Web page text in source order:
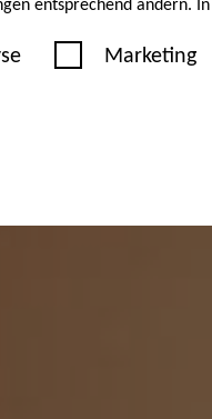
entsprechend ändern.
Marketing